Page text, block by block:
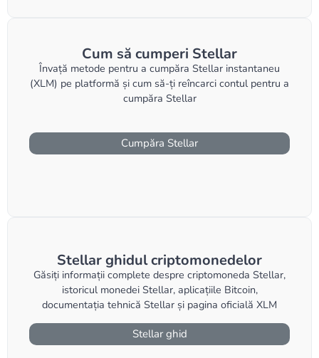
Cum să cumperi Stellar
Învață metode pentru a cumpăra Stellar instantaneu
(XLM) pe platformă și cum să-ți reîncarci contul pentru a
cumpăra Stellar
Cumpăra Stellar
Stellar ghidul criptomonedelor
Găsiți informații complete despre criptomoneda Stellar,
istoricul monedei Stellar, aplicațiile Bitcoin,
documentația tehnică Stellar și pagina oficială XLM
Stellar ghid